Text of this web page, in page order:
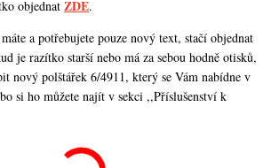
objednatZDE.
a potřebujete pouze nový text, stačí objednat
je razítko starší nebo má za sebou hodně otisků,
nový polštářek 6/4911, který se Vám nabídne v
si ho můžete najít v sekci ,,Příslušenství k